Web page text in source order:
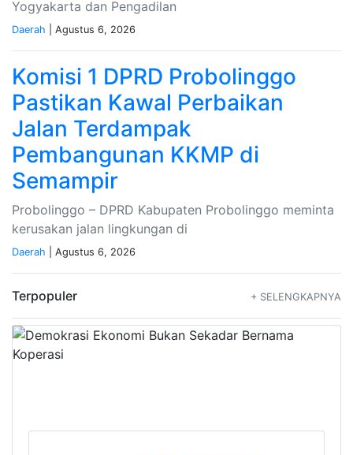
Yogyakarta dan Pengadilan
Daerah | Agustus 6, 2026
Komisi 1 DPRD Probolinggo
Pastikan Kawal Perbaikan
Jalan Terdampak
Pembangunan KKMP di
Semampir
Probolinggo – DPRD Kabupaten Probolinggo meminta
kerusakan jalan lingkungan di
Daerah | Agustus 6, 2026
Terpopuler + SELENGKAPNYA